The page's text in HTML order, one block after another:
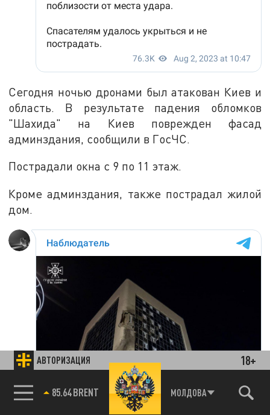
АВТОРИЗАЦИЯ 18+
85.64 BRENT МОЛДОВА
Сегодня ночью дронами был атакован Киев и
область. В результате падения обломков
"Шахида" на Киев поврежден фасад
админздания, сообщили в ГосЧС.
Пострадали окна с 9 по 11 этаж.
Кроме админздания, также пострадал жилой
дом.